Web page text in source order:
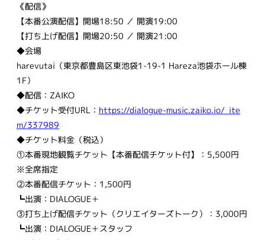
《配信》
【本番公演配信】開場18:50 ／ 開演19:00
【打ち上げ配信】開場20:50 ／ 開演21:00
◆会場
harevutai（東京都豊島区東池袋1-19-1 Hareza池袋ホール棟
1F）
◆配信：ZAIKO
◆チケット受付URL： https://dialogue-music.zaiko.io/_ite
m/337989
◆チケット料金（税込）
①本番現地観覧チケット【本番配信チケット付】：5,500円
※全席指定
②本番配信チケット：1,500円
┗出演：DIALOGUE＋
③打ち上げ配信チケット（クリエイターズトーク）：3,000円
┗出演：DIALOGUE＋スタッフ